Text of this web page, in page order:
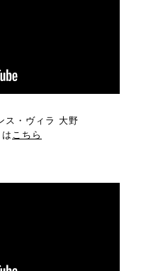
ス・ヴィラ 大野
こちら